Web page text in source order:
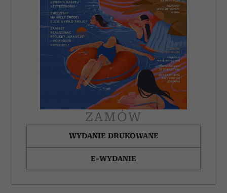
ZAMÓW
WYDANIE DRUKOWANE
E-WYDANIE